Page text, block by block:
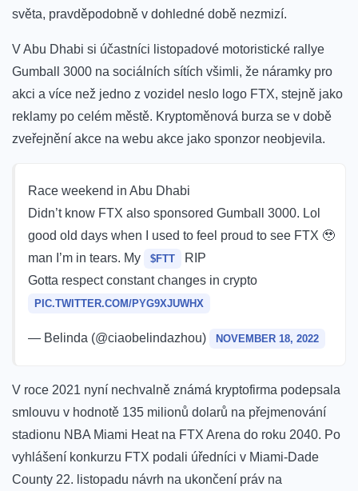
světa, pravděpodobně v dohledné době nezmizí.
V Abu Dhabi si účastníci listopadové motoristické rallye
Gumball 3000 na sociálních sítích všimli, že náramky pro
akci a více než jedno z vozidel neslo logo FTX, stejně jako
reklamy po celém městě. Kryptoměnová burza se v době
zveřejnění akce na webu akce jako sponzor neobjevila.
Race weekend in Abu Dhabi
Didn’t know FTX also sponsored Gumball 3000. Lol
good old days when I used to feel proud to see FTX 🥹
man I’m in tears. My
$FTT
RIP
Gotta respect constant changes in crypto
PIC.TWITTER.COM/PYG9XJUWHX
— Belinda (@ciaobelindazhou) NOVEMBER 18, 2022
V roce 2021 nyní nechvalně známá kryptofirma podepsala
smlouvu v hodnotě 135 milionů dolarů na přejmenování
stadionu NBA Miami Heat na FTX Arena do roku 2040. Po
vyhlášení konkurzu FTX podali úředníci v Miami-Dade
County 22. listopadu návrh na ukončení práv na